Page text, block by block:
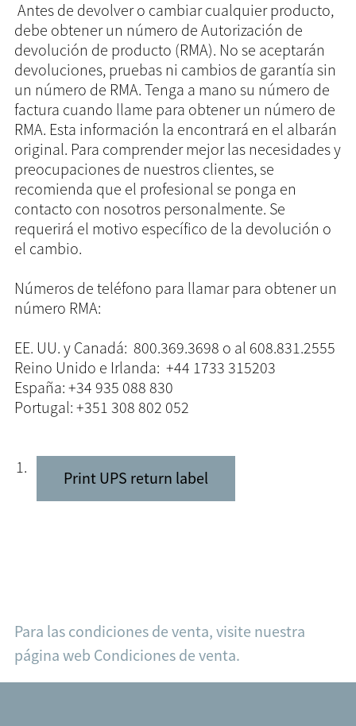
Antes de devolver o cambiar cualquier producto,
debe obtener un número de Autorización de
devolución de producto (RMA). No se aceptarán
devoluciones, pruebas ni cambios de garantía sin
un número de RMA. Tenga a mano su número de
factura cuando llame para obtener un número de
RMA. Esta información la encontrará en el albarán
original. Para comprender mejor las necesidades y
preocupaciones de nuestros clientes, se
recomienda que el profesional se ponga en
contacto con nosotros personalmente. Se
requerirá el motivo específico de la devolución o
el cambio.
Números de teléfono para llamar para obtener un
número RMA:
EE. UU. y Canadá: 800.369.3698 o al 608.831.2555
Reino Unido e Irlanda: +44 1733 315203
España: +34 935 088 830
Portugal: +351 308 802 052
Para las condiciones de venta, visite nuestra
página web Condiciones de venta.